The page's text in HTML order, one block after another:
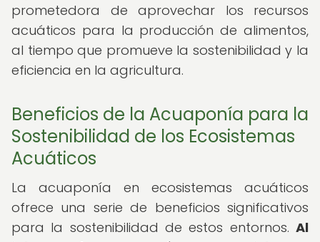
prometedora de aprovechar los recursos
acuáticos para la producción de alimentos,
al tiempo que promueve la sostenibilidad y la
eficiencia en la agricultura.
Beneficios de la Acuaponía para la
Sostenibilidad de los Ecosistemas
Acuáticos
La acuaponía en ecosistemas acuáticos
ofrece una serie de beneficios significativos
para la sostenibilidad de estos entornos. Al